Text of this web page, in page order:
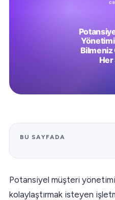
BU SAYFADA
Potansiyel müşteri yönetimi
kolaylaştırmak isteyen